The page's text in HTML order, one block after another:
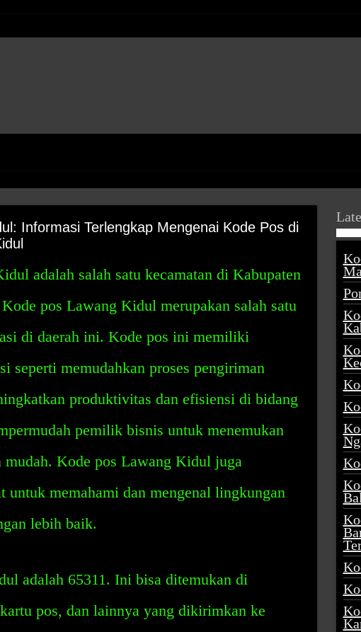
Informasi Terlengkap Mengenai Kode Pos di
adalah salah satu kecamatan di Kabupaten
pos Lawang Kidul merupakan salah satu
di daerah ini. Kode pos ini memiliki
seperti memudahkan proses pengiriman
produktivitas dan efisiensi di bidang
pemilik bisnis untuk menemukan
mudah. Kode pos Lawang Kidul juga
untuk memahami dan mengenal lingkungan
lebih baik.
adalah 65311. Ini bisa ditemukan di
pos, dan lainnya yang dikirimkan ke